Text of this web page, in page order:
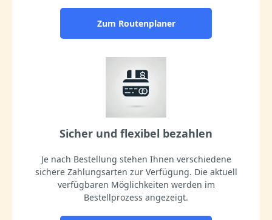
Zum Routenplaner
Sicher und flexibel bezahlen
Je nach Bestellung stehen Ihnen verschiedene
sichere Zahlungsarten zur Verfügung. Die aktuell
verfügbaren Möglichkeiten werden im
Bestellprozess angezeigt.